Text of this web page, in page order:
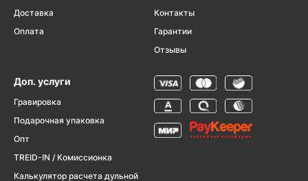
Доставка
Оплата
Контакты
Гарантии
Отзывы
Доп. услуги
Гравировка
Подарочная упаковка
Опт
TREID-IN / Комиссионка
Калькулятор расчета дульной